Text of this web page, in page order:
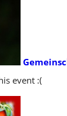
event :(